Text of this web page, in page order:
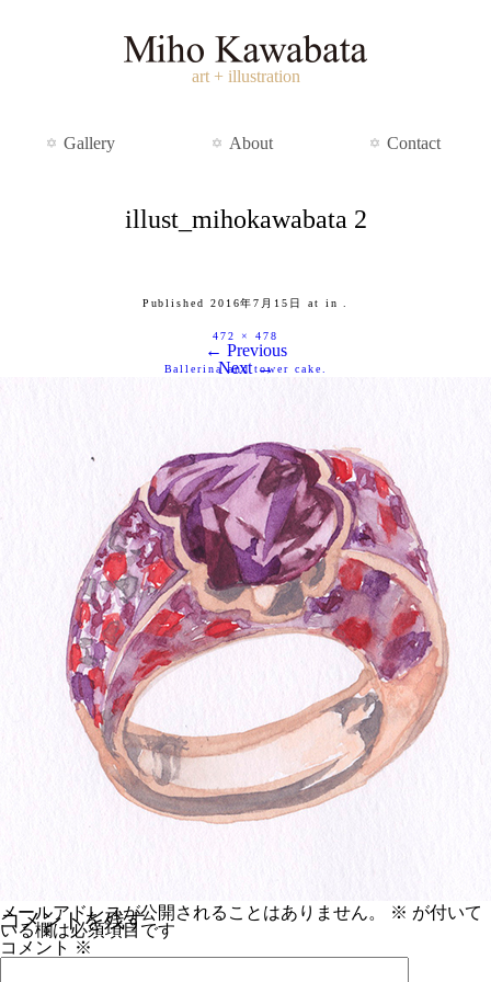
art + illustration
Gallery About Contact
illust_mihokawabata 2
Published 2016年7月15日 at
472 × 478
in
Ballerina and tower cake.
← Previous
Next →
コメントを残す
メールアドレスが公開されることはありません。 ※ が付いて
いる欄は必須項目です
コメント ※